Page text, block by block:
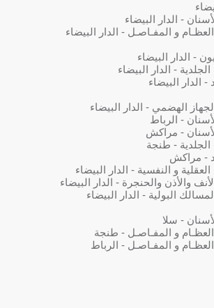
- الدار البيضاء
و المفـاصـل - الدار البيضاء
- الدار البيضاء
- الدار البيضاء
الدار البيضاء
الهضمي - الدار البيضاء
- الرباط
- مراكش
- طنجة
- مراكش
و النفسية - الدار البيضاء
والأذن والحنجرة - الدار البيضاء
البولية - الدار البيضاء
- سلا
و المفـاصـل - طنجة
و المفـاصـل - الرباط